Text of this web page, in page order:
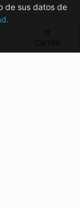
de sus datos de